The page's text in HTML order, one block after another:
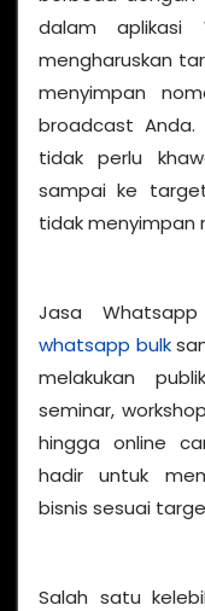
dalam aplikasi
mengharuskan
menyimpan
broadcast Anda.
tidak perlu
sampai ke
tidak menyimpan
Jasa
whatsapp bulk
melakukan
seminar,
hingga online
hadir untuk
bisnis sesuai
Salah satu